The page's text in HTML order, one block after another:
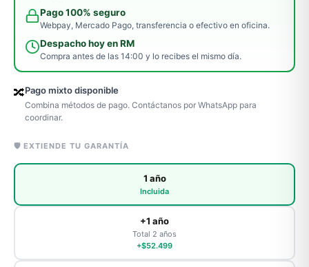
Pago 100% seguro
Webpay, Mercado Pago, transferencia o efectivo en oficina.
Despacho hoy en RM
Compra antes de las 14:00 y lo recibes el mismo día.
🔀Pago mixto disponible
Combina métodos de pago. Contáctanos por WhatsApp para
coordinar.
🛡️ EXTIENDE TU GARANTÍA
1 año
Incluida
+1 año
Total 2 años
+$52.499